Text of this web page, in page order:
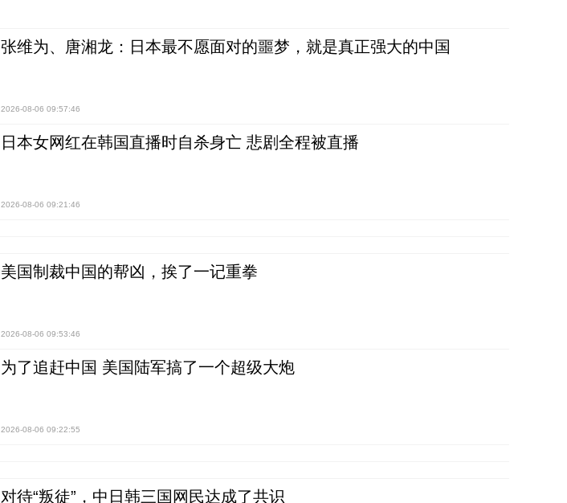
张维为、唐湘龙：日本最不愿面对的噩梦，就是真正强大的中国
2026-08-06 09:57:46
日本女网红在韩国直播时自杀身亡 悲剧全程被直播
2026-08-06 09:21:46
美国制裁中国的帮凶，挨了一记重拳
2026-08-06 09:53:46
为了追赶中国 美国陆军搞了一个超级大炮
2026-08-06 09:22:55
对待“叛徒”，中日韩三国网民达成了共识